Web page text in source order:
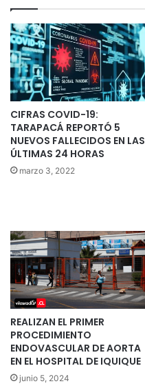
CIFRAS COVID-19:
TARAPACÁ REPORTÓ 5
NUEVOS FALLECIDOS EN LAS
ÚLTIMAS 24 HORAS
marzo 3, 2022
REALIZAN EL PRIMER
PROCEDIMIENTO
ENDOVASCULAR DE AORTA
EN EL HOSPITAL DE IQUIQUE
junio 5, 2024